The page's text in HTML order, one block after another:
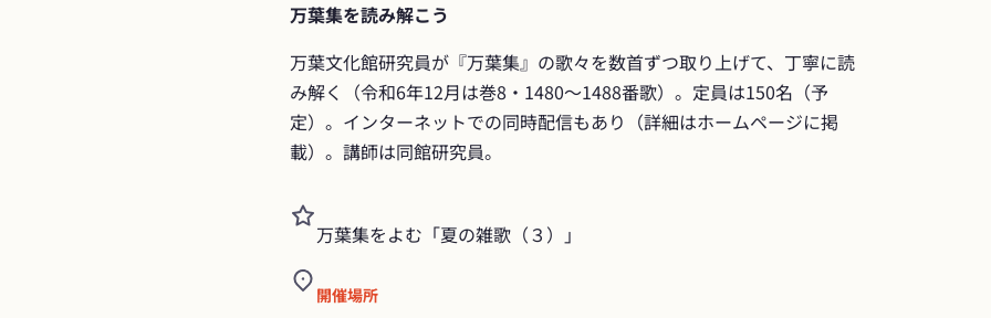
万葉集を読み解こう
万葉文化館研究員が『万葉集』の歌々を数首ずつ取り上げて、丁寧に読
み解く（令和6年12月は巻8・1480～1488番歌）。定員は150名（予
定）。インターネットでの同時配信もあり（詳細はホームページに掲
載）。講師は同館研究員。
万葉集をよむ「夏の雑歌（３）」
開催場所